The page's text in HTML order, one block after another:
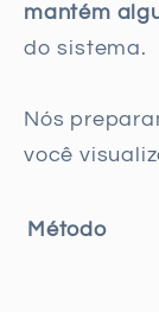
mantém
do sistema.
Nós
você
Método